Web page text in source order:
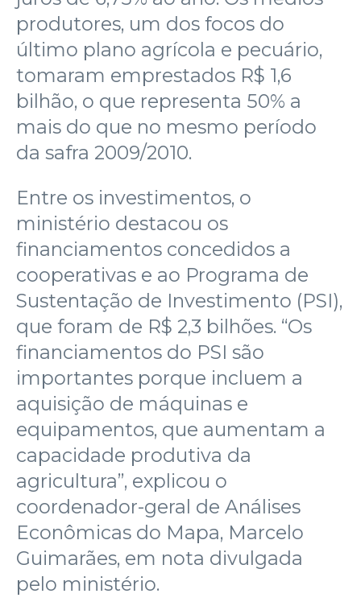
produtores, um dos focos do
último plano agrícola e pecuário,
tomaram emprestados R$ 1,6
bilhão, o que representa 50% a
mais do que no mesmo período
da safra 2009/2010.
Entre os investimentos, o
ministério destacou os
financiamentos concedidos a
cooperativas e ao Programa de
Sustentação de Investimento (PSI),
que foram de R$ 2,3 bilhões. “Os
financiamentos do PSI são
importantes porque incluem a
aquisição de máquinas e
equipamentos, que aumentam a
capacidade produtiva da
agricultura”, explicou o
coordenador-geral de Análises
Econômicas do Mapa, Marcelo
Guimarães, em nota divulgada
pelo ministério.